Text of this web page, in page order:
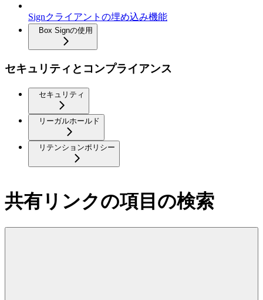
Signクライアントの埋め込み機能
Box Signの使用
セキュリティとコンプライアンス
セキュリティ
リーガルホールド
リテンションポリシー
共有リンクの項目の検索